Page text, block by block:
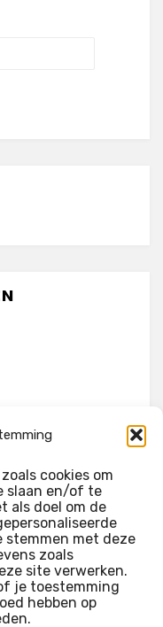
cookies om
slaan en/of te
als doel om de
stemmen met deze
zoals
site verwerken.
je toestemming
hebben op
omdat ik zoveel
welke ik nu wel of
heb als hobby nog
heb als coproducent